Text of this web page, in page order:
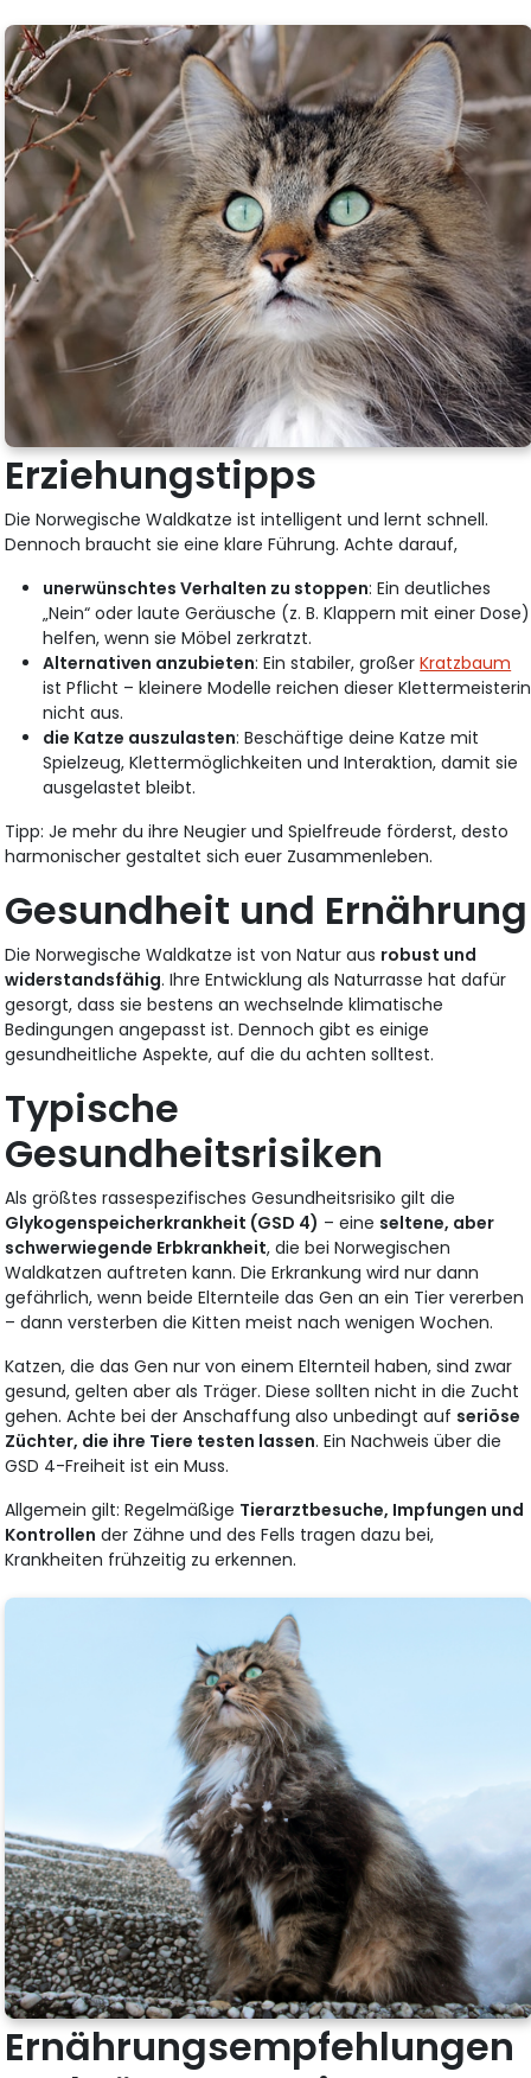
Erziehungstipps
Die Norwegische Waldkatze ist intelligent und lernt schnell.
Dennoch braucht sie eine klare Führung. Achte darauf,
unerwünschtes Verhalten zu stoppen: Ein deutliches
„Nein“ oder laute Geräusche (z. B. Klappern mit einer Dose)
helfen, wenn sie Möbel zerkratzt.
Alternativen anzubieten: Ein stabiler, großerKratzbaum
ist Pflicht – kleinere Modelle reichen dieser Klettermeisterin
nicht aus.
die Katze auszulasten: Beschäftige deine Katze mit
Spielzeug, Klettermöglichkeiten und Interaktion, damit sie
ausgelastet bleibt.
Tipp: Je mehr du ihre Neugier und Spielfreude förderst, desto
harmonischer gestaltet sich euer Zusammenleben.
Gesundheit und Ernährung
Die Norwegische Waldkatze ist von Natur aus robust und
widerstandsfähig. Ihre Entwicklung als Naturrasse hat dafür
gesorgt, dass sie bestens an wechselnde klimatische
Bedingungen angepasst ist. Dennoch gibt es einige
gesundheitliche Aspekte, auf die du achten solltest.
Typische
Gesundheitsrisiken
Als größtes rassespezifisches Gesundheitsrisiko gilt die
Glykogenspeicherkrankheit (GSD 4) – eine seltene, aber
schwerwiegende Erbkrankheit, die bei Norwegischen
Waldkatzen auftreten kann. Die Erkrankung wird nur dann
gefährlich, wenn beide Elternteile das Gen an ein Tier vererben
– dann versterben die Kitten meist nach wenigen Wochen.
Katzen, die das Gen nur von einem Elternteil haben, sind zwar
gesund, gelten aber als Träger. Diese sollten nicht in die Zucht
gehen. Achte bei der Anschaffung also unbedingt auf seriöse
Züchter, die ihre Tiere testen lassen. Ein Nachweis über die
GSD 4-Freiheit ist ein Muss.
Allgemein gilt: Regelmäßige Tierarztbesuche, Impfungen und
Kontrollen der Zähne und des Fells tragen dazu bei,
Krankheiten frühzeitig zu erkennen.
Ernährungsempfehlungen